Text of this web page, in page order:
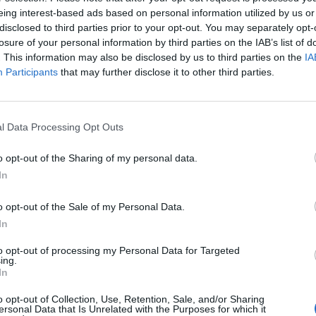
interest-based ads based on personal information utilized by us
to third parties prior to your opt-out. You may separately
of your personal information by third parties on the IAB’s list of
This information may also be disclosed by us to third parties on the
Participants that may further disclose it to other third parties.
Data Processing Opt Outs
opt-out of the Sharing of my personal data.
opt-out of the Sale of my Personal Data.
opt-out of processing my Personal Data for Targeted
opt-out of Collection, Use, Retention, Sale, and/or Sharing
Data that Is Unrelated with the Purposes for which it
Kryt&nbsp;brady pre prilbu